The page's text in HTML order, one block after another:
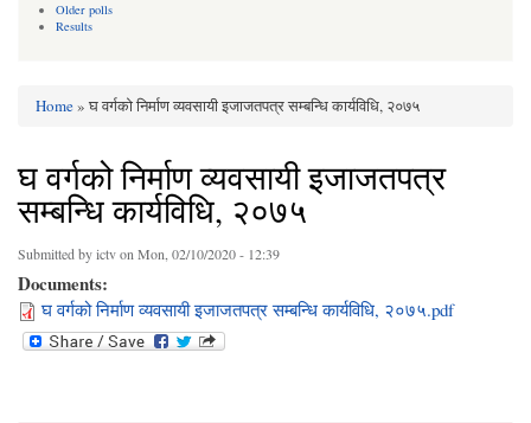
Older polls
Results
Home» घ वर्गको निर्माण व्यवसायी इजाजतपत्र सम्बन्धि कार्यविधि, २०७५
घ वर्गको निर्माण व्यवसायी इजाजतपत्र
सम्बन्धि कार्यविधि, २०७५
Submitted byictvon Mon, 02/10/2020 - 12:39
Documents:
घ वर्गको निर्माण व्यवसायी इजाजतपत्र सम्बन्धि कार्यविधि, २०७५.pdf